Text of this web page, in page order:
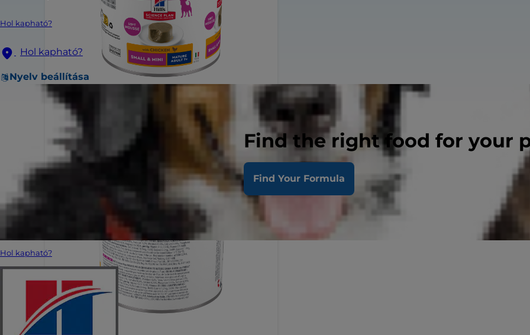
Hol kapható?
Hol kapható?
Nyelv beállítása
Find the right food for your
Find Your Formula
Hol kapható?